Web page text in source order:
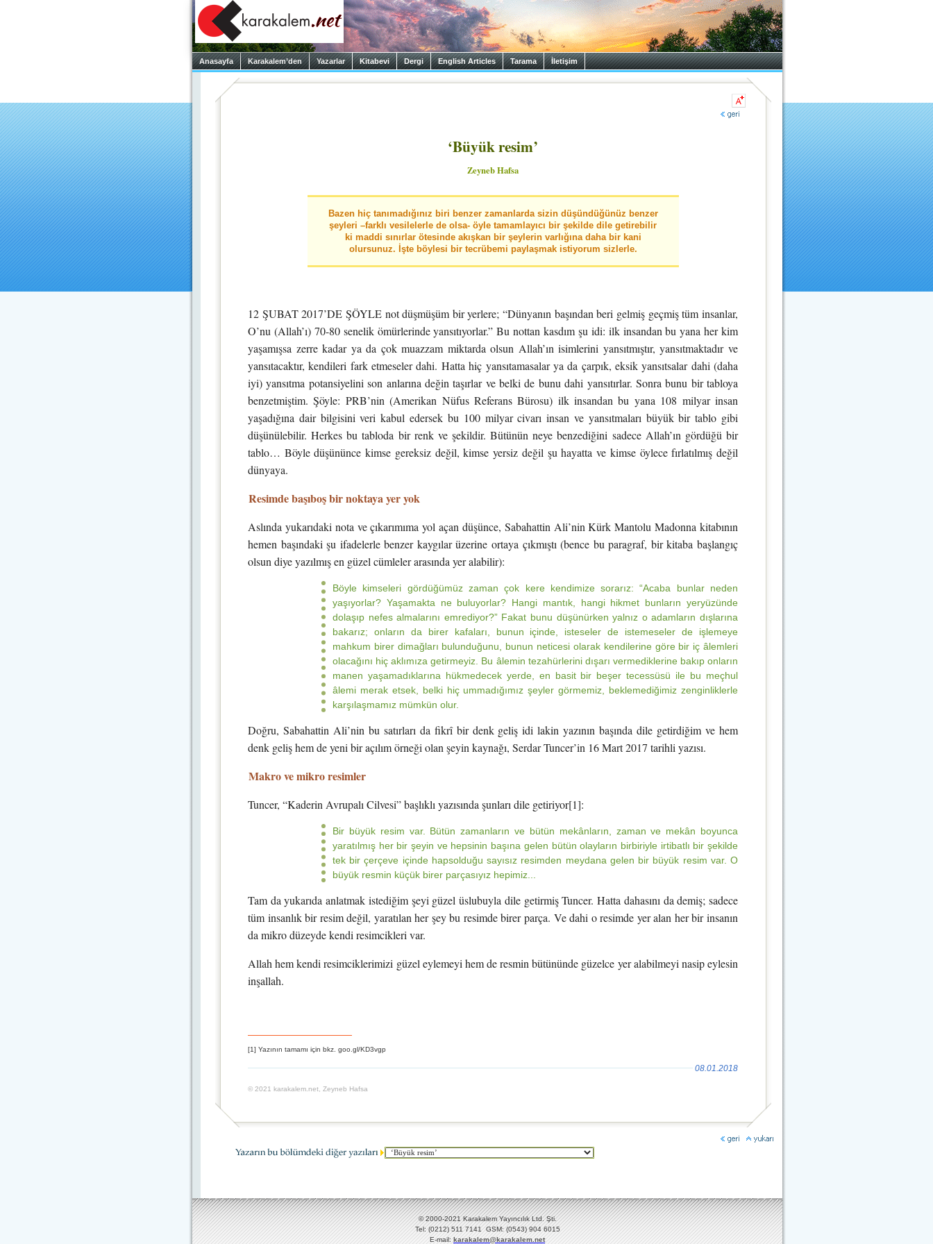
Anasayfa Karakalem’den Yazarlar Kitabevi Dergi English Articles Tarama İletişim
‘Büyük resim’
Zeyneb Hafsa
Bazen hiç tanımadığınız biri benzer zamanlarda sizin düşündüğünüz benzer
şeyleri –farklı vesilelerle de olsa- öyle tamamlayıcı bir şekilde dile getirebilir
ki maddi sınırlar ötesinde akışkan bir şeylerin varlığına daha bir kani
olursunuz. İşte böylesi bir tecrübemi paylaşmak istiyorum sizlerle.
12 ŞUBAT 2017’DE ŞÖYLE not düşmüşüm bir yerlere; “Dünyanın başından beri gelmiş geçmiş tüm insanlar,
O’nu (Allah’ı) 70-80 senelik ömürlerinde yansıtıyorlar.” Bu nottan kasdım şu idi: ilk insandan bu yana her kim
yaşamışsa zerre kadar ya da çok muazzam miktarda olsun Allah’ın isimlerini yansıtmıştır, yansıtmaktadır ve
yansıtacaktır, kendileri fark etmeseler dahi. Hatta hiç yansıtamasalar ya da çarpık, eksik yansıtsalar dahi (daha
iyi) yansıtma potansiyelini son anlarına değin taşırlar ve belki de bunu dahi yansıtırlar. Sonra bunu bir tabloya
benzetmiştim. Şöyle: PRB’nin (Amerikan Nüfus Referans Bürosu) ilk insandan bu yana 108 milyar insan
yaşadığına dair bilgisini veri kabul edersek bu 100 milyar civarı insan ve yansıtmaları büyük bir tablo gibi
düşünülebilir. Herkes bu tabloda bir renk ve şekildir. Bütünün neye benzediğini sadece Allah’ın gördüğü bir
tablo… Böyle düşününce kimse gereksiz değil, kimse yersiz değil şu hayatta ve kimse öylece fırlatılmış değil
dünyaya.
Resimde başıboş bir noktaya yer yok
Aslında yukarıdaki nota ve çıkarımıma yol açan düşünce, Sabahattin Ali’nin Kürk Mantolu Madonna kitabının
hemen başındaki şu ifadelerle benzer kaygılar üzerine ortaya çıkmıştı (bence bu paragraf, bir kitaba başlangıç
olsun diye yazılmış en güzel cümleler arasında yer alabilir):
Böyle kimseleri gördüğümüz zaman çok kere kendimize sorarız: “Acaba bunlar neden
yaşıyorlar? Yaşamakta ne buluyorlar? Hangi mantık, hangi hikmet bunların yeryüzünde
dolaşıp nefes almalarını emrediyor?” Fakat bunu düşünürken yalnız o adamların dışlarına
bakarız; onların da birer kafaları, bunun içinde, isteseler de istemeseler de işlemeye
mahkum birer dimağları bulunduğunu, bunun neticesi olarak kendilerine göre bir iç âlemleri
olacağını hiç aklımıza getirmeyiz. Bu âlemin tezahürlerini dışarı vermediklerine bakıp onların
manen yaşamadıklarına hükmedecek yerde, en basit bir beşer tecessüsü ile bu meçhul
âlemi merak etsek, belki hiç ummadığımız şeyler görmemiz, beklemediğimiz zenginliklerle
karşılaşmamız mümkün olur.
Doğru, Sabahattin Ali’nin bu satırları da fikrî bir denk geliş idi lakin yazının başında dile getirdiğim ve hem
denk geliş hem de yeni bir açılım örneği olan şeyin kaynağı, Serdar Tuncer’in 16 Mart 2017 tarihli yazısı.
Makro ve mikro resimler
Tuncer, “Kaderin Avrupalı Cilvesi” başlıklı yazısında şunları dile getiriyor[1]:
Bir büyük resim var. Bütün zamanların ve bütün mekânların, zaman ve mekân boyunca
yaratılmış her bir şeyin ve hepsinin başına gelen bütün olayların birbiriyle irtibatlı bir şekilde
tek bir çerçeve içinde hapsolduğu sayısız resimden meydana gelen bir büyük resim var. O
büyük resmin küçük birer parçasıyız hepimiz...
Tam da yukarıda anlatmak istediğim şeyi güzel üslubuyla dile getirmiş Tuncer. Hatta dahasını da demiş; sadece
tüm insanlık bir resim değil, yaratılan her şey bu resimde birer parça. Ve dahi o resimde yer alan her bir insanın
da mikro düzeyde kendi resimcikleri var.
Allah hem kendi resimciklerimizi güzel eylemeyi hem de resmin bütününde güzelce yer alabilmeyi nasip eylesin
inşallah.
[1] Yazının tamamı için bkz. goo.gl/KD3vgp
08.01.2018
© 2021 karakalem.net, Zeyneb Hafsa
© 2000-2021 Karakalem Yayıncılık Ltd. Şti.
Tel: (0212) 511 7141 GSM: (0543) 904 6015
E-mail:karakalem@karakalem.net